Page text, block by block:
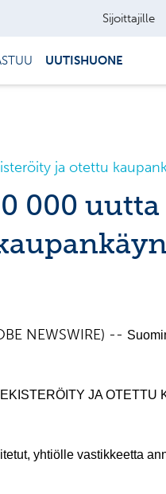
Sijoittajille
UUTISHUONE
ja otettu
000 uutta
NEWSWIRE) --
JA OTETTU
yhtiölle vastikkeetta